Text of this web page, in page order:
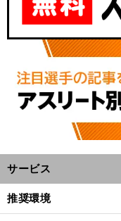
サービス
推奨環境